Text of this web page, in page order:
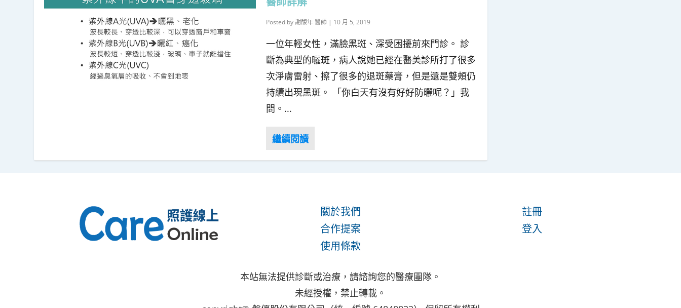
Posted by謝馥年 醫師| 10 月 5, 2019
一位年輕女性，滿臉黑斑、深受困擾前來門診。 診
斷為典型的曬斑，病人說她已經在醫美診所打了很多
次淨膚雷射、擦了很多的退斑藥膏，但是還是雙頰仍
持續出現黑斑。 「你白天有沒有好好防曬呢？」我
問。...
關於我們
合作提案
使用條款
註冊
登入
本站無法提供診斷或治療，請諮詢您的醫療團隊。
未經授權，禁止轉載。